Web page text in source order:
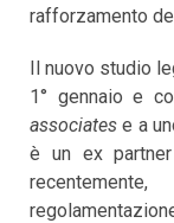
rafforzamento
Il nuovo studio
1° gennaio e
associates e a
è un ex